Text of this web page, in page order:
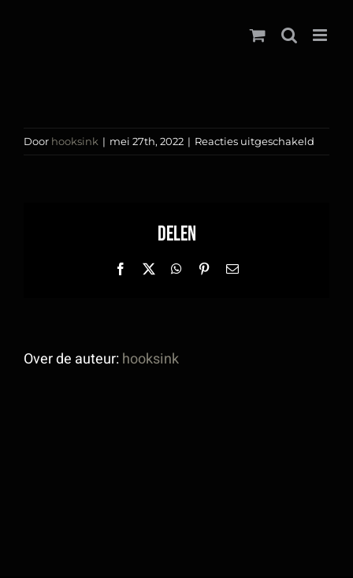
Door hooksink | mei 27th, 2022 | Reacties uitgeschakeld
Delen
Facebook WhatsApp
Pinterest
E-
Over de auteur:hooksink